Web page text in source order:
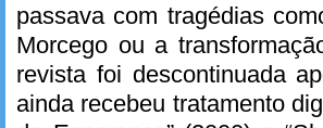
passava com tragédias
Morcego ou a
revista foi descontinuada
ainda recebeu tratamento